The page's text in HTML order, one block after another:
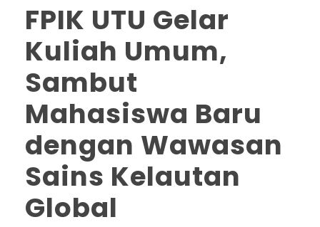
FPIK UTU Gelar
Kuliah Umum,
Sambut
Mahasiswa Baru
dengan Wawasan
Sains Kelautan
Global